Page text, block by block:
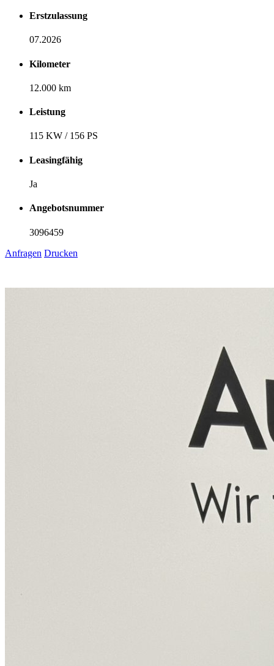
Erstzulassung
07.2026
Kilometer
12.000 km
Leistung
115 KW / 156 PS
Leasingfähig
Ja
Angebotsnummer
3096459
Anfragen Drucken